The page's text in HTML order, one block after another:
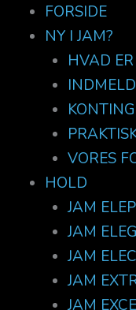
FORSIDE
NY I JAM?
HVAD
VORES
HOLD
JAM
JAM
JAM
JAM
JAM